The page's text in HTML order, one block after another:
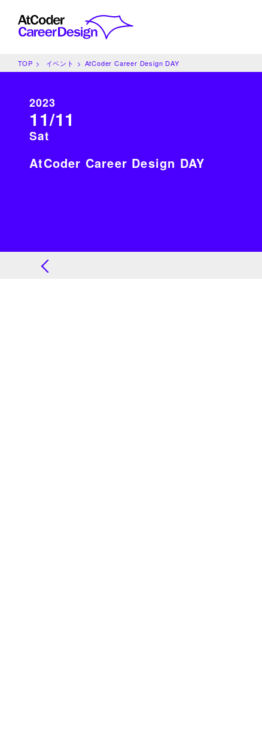
TOP イベント AtCoder Career Design DAY
2023
11/11
Sat
AtCoder Career Design DAY